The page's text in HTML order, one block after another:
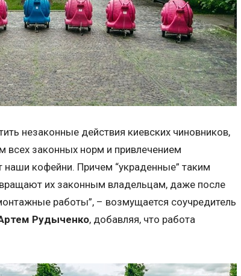
незаконные действия киевских чиновников,
всех законных норм и привлечением
кофейни. Причем “украденные” таким
их законным владельцам, даже после
работы”, – возмущается соучредитель
Рудыченко, добавляя, что работа